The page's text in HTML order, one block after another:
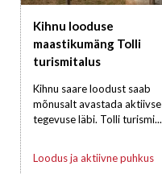
Kihnu looduse
maastikumäng Tolli
turismitalus
Kihnu saare loodust saab
mõnusalt avastada aktiivse
tegevuse läbi. Tolli turismi...
Loodus ja aktiivne puhkus